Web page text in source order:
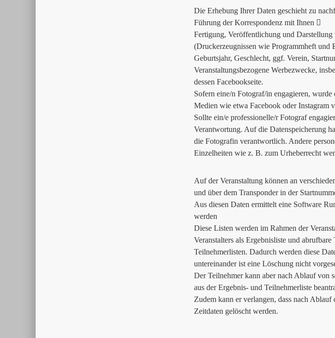
Die Erhebung Ihrer Daten geschieht zu
Führung der Korrespondenz mit Ihnen 
Fertigung, Veröffentlichung und Darstellung
(Druckerzeugnissen wie Programmheft und
Geburtsjahr, Geschlecht, ggf. Verein,
Veranstaltungsbezogene Werbezwecke,
dessen Facebookseite.
Sofern eine/n Fotograf/in engagieren,
Medien wie etwa Facebook oder Instagram
Sollte ein/e professionelle/r Fotograf
Verantwortung. Auf die Datenspeicherung
die Fotografin verantwortlich. Andere
Einzelheiten wie z. B. zum Urheberrecht
Auf der Veranstaltung können an
und über dem Transponder in der
Aus diesen Daten ermittelt eine Software
werden
Diese Listen werden im Rahmen der
Veranstalters als Ergebnisliste und
Teilnehmerlisten. Dadurch werden diese
untereinander ist eine Löschung nicht
Der Teilnehmer kann aber nach Ablauf von
aus der Ergebnis- und Teilnehmerliste
Zudem kann er verlangen, dass nach
Zeitdaten gelöscht werden.